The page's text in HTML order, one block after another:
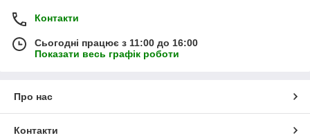
Контакти
Сьогодні працює з 11:00 до 16:00
Показати весь графік роботи
Про нас
Контакти